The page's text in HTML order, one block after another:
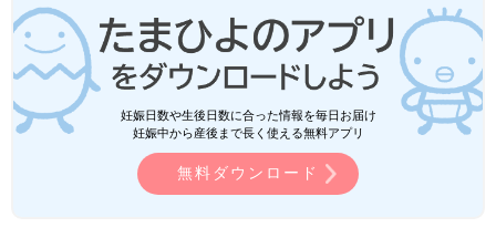
妊娠日数や生後日数に合った情報を毎日お届け
妊娠中から産後まで長く使える無料アプリ
無料ダウンロード